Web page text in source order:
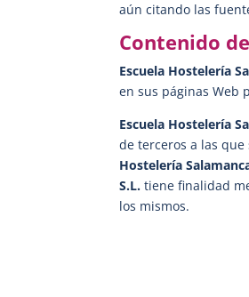
aún citando las
Contenido
Escuela Hostelería
en sus páginas Web
Escuela Hostelería
de terceros a las
Hostelería
S.L.tiene finalidad
los mismos.